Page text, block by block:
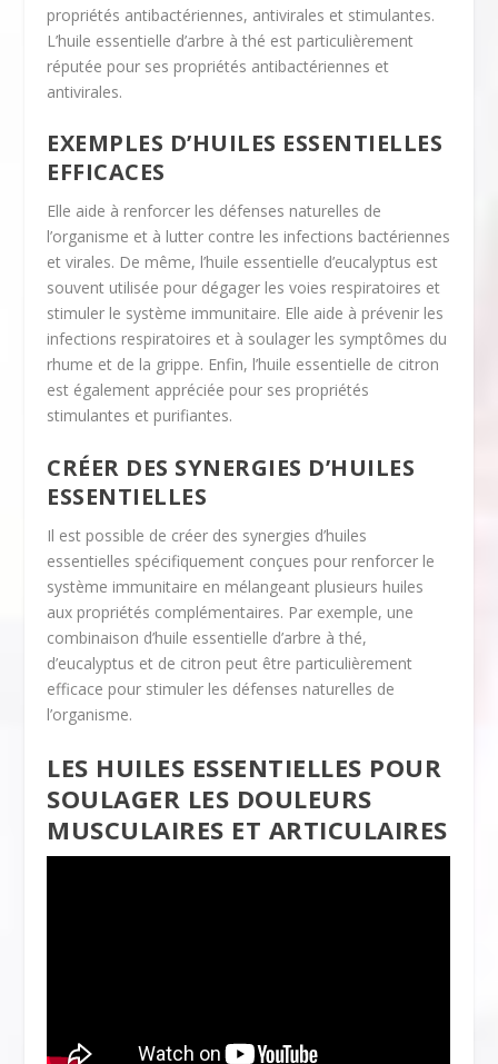
propriétés antibactériennes, antivirales et stimulantes.
L’huile essentielle d’arbre à thé est particulièrement
réputée pour ses propriétés antibactériennes et
antivirales.
EXEMPLES D’HUILES ESSENTIELLES
EFFICACES
Elle aide à renforcer les défenses naturelles de
l’organisme et à lutter contre les infections bactériennes
et virales. De même, l’huile essentielle d’eucalyptus est
souvent utilisée pour dégager les voies respiratoires et
stimuler le système immunitaire. Elle aide à prévenir les
infections respiratoires et à soulager les symptômes du
rhume et de la grippe. Enfin, l’huile essentielle de citron
est également appréciée pour ses propriétés
stimulantes et purifiantes.
CRÉER DES SYNERGIES D’HUILES
ESSENTIELLES
Il est possible de créer des synergies d’huiles
essentielles spécifiquement conçues pour renforcer le
système immunitaire en mélangeant plusieurs huiles
aux propriétés complémentaires. Par exemple, une
combinaison d’huile essentielle d’arbre à thé,
d’eucalyptus et de citron peut être particulièrement
efficace pour stimuler les défenses naturelles de
l’organisme.
LES HUILES ESSENTIELLES POUR
SOULAGER LES DOULEURS
MUSCULAIRES ET ARTICULAIRES